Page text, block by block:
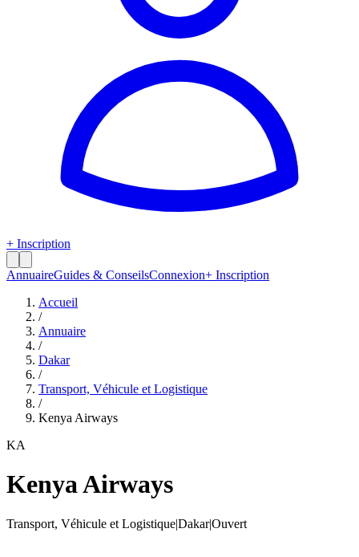
+ Inscription
AnnuaireGuides & ConseilsConnexion+ Inscription
Accueil
/
Annuaire
/
Dakar
/
Transport, Véhicule et Logistique
/
Kenya Airways
KA
Kenya Airways
Transport, Véhicule et Logistique|Dakar|Ouvert